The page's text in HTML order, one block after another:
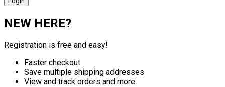
NEW HERE?
Registration is free and easy!
Faster checkout
Save multiple shipping addresses
View and track orders and more